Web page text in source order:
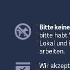
Bitte
bitte habt
Lokal und
arbeiten.
Wir